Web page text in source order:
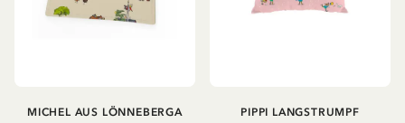
MICHEL AUS LÖNNEBERGA PIPPI LANGSTRUMPF